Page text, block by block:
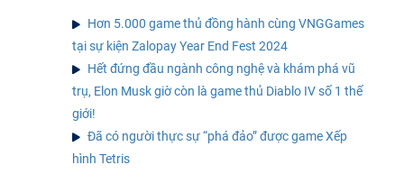
Hơn 5.000 game thủ đồng hành cùng VNGGames
tại sự kiện Zalopay Year End Fest 2024
Hết đứng đầu ngành công nghệ và khám phá vũ
trụ, Elon Musk giờ còn là game thủ Diablo IV số 1 thế
giới!
Đã có người thực sự “phá đảo” được game Xếp
hình Tetris